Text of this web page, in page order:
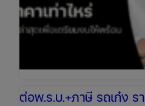
ต่อพ.ร.บ.+ภาษี รถเก๋ง ร